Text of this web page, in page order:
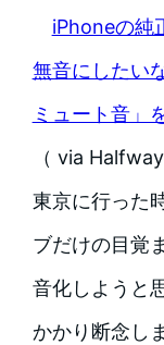
iPhoneの純
無音にしたい
ミュート音」
（ via Halfway
東京に行った
ブだけの目覚
音化しようと
かかり断念し